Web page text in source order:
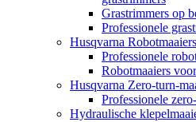
Grastrimmers op
Professionele
Husqvarna Robotmaaiers
Professionele
Robotmaaiers
Husqvarna Zero-turn-
Professionele
Hydraulische